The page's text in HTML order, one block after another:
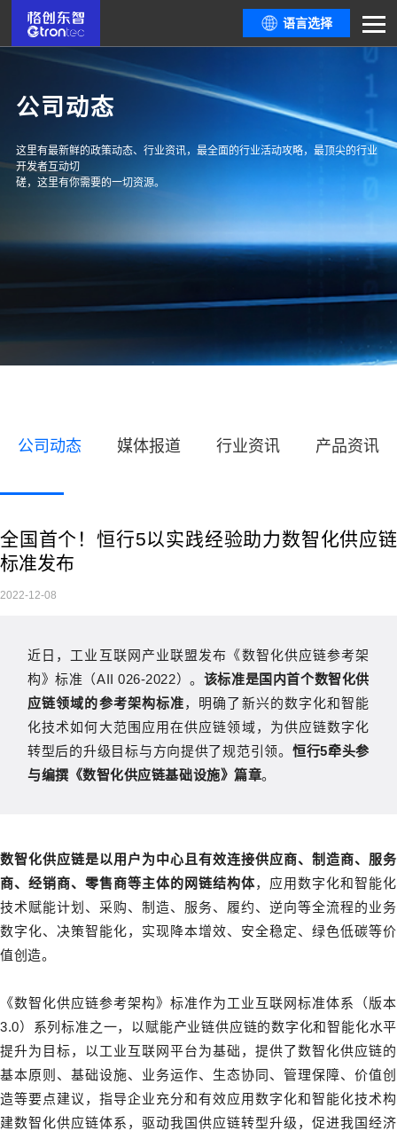
语言选择
公司动态
这里有最新鲜的政策动态、行业资讯，最全面的行业活动攻略，最顶尖的行业
开发者互动切
磋，这里有你需要的一切资源。
公司动态 媒体报道 行业资讯 产品资讯
全国首个！恒行5以实践经验助力数智化供应链
标准发布
2022-12-08
近日，工业互联网产业联盟发布《数智化供应链参考架
构》标准（AII 026-2022）。 该标准是国内首个数智化供
应链领域的参考架构标准，明确了新兴的数字化和智能
化技术如何大范围应用在供应链领域，为供应链数字化
转型后的升级目标与方向提供了规范引领。 恒行5牵头参
与编撰《数智化供应链基础设施》篇章。
数智化供应链是以用户为中心且有效连接供应商、制造商、服务
商、经销商、零售商等主体的网链结构体，应用数字化和智能化
技术赋能计划、采购、制造、服务、履约、逆向等全流程的业务
数字化、决策智能化，实现降本增效、安全稳定、绿色低碳等价
值创造。
《数智化供应链参考架构》标准作为工业互联网标准体系（版本
3.0）系列标准之一，以赋能产业链供应链的数字化和智能化水平
提升为目标，以工业互联网平台为基础，提供了数智化供应链的
基本原则、基础设施、业务运作、生态协同、管理保障、价值创
造等要点建议，指导企业充分和有效应用数字化和智能化技术构
建数智化供应链体系，驱动我国供应链转型升级，促进我国经济